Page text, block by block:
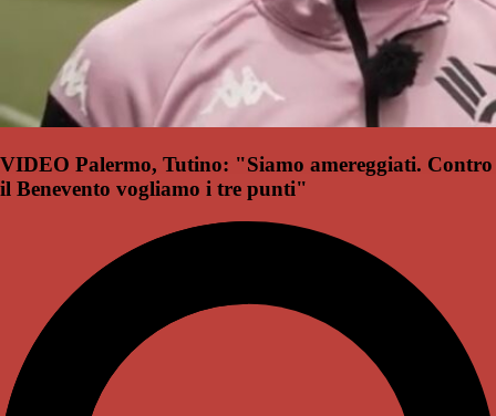
VIDEO Palermo, Tutino: "Siamo amereggiati. Contro
il Benevento vogliamo i tre punti"